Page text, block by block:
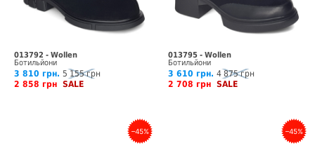
013792 - Wollen
Ботильйони
3 810 грн. 5 155 грн
2 858 грн SALE
013795 - Wollen
Ботильйони
3 610 грн. 4 875 грн
2 708 грн SALE
–45% –45%